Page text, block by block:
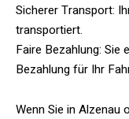
Sicherer Transport:
transportiert.
Faire Bezahlung: Sie
Bezahlung für Ihr
Wenn Sie in Alzenau